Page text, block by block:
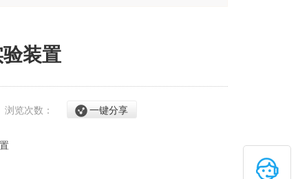
装置
浏览次数： 一键分享